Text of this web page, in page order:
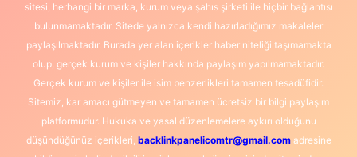
sitesi, herhangi bir marka, kurum veya şahıs şirketi ile hiçbir bağlantısı
bulunmamaktadır. Sitede yalnızca kendi hazırladığımız makaleler
paylaşılmaktadır. Burada yer alan içerikler haber niteliği taşımamakta
olup, gerçek kurum ve kişiler hakkında paylaşım yapılmamaktadır.
Gerçek kurum ve kişiler ile isim benzerlikleri tamamen tesadüfidir.
Sitemiz, kar amacı gütmeyen ve tamamen ücretsiz bir bilgi paylaşım
platformudur. Hukuka ve yasal düzenlemelere aykırı olduğunu
düşündüğünüz içerikleri, backlinkpanelicomtr@gmail.comadresine